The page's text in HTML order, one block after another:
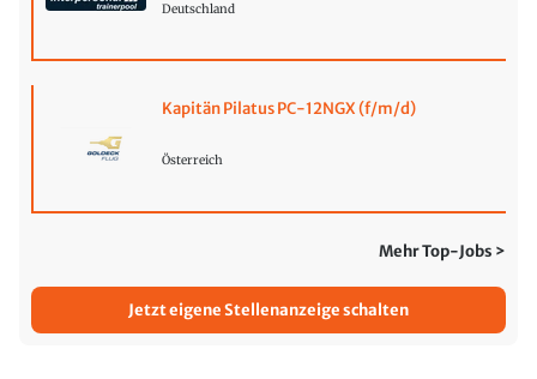
Deutschland
Kapitän Pilatus PC-12NGX (f/m/d)
Österreich
Mehr Top-Jobs >
Jetzt eigene Stellenanzeige schalten